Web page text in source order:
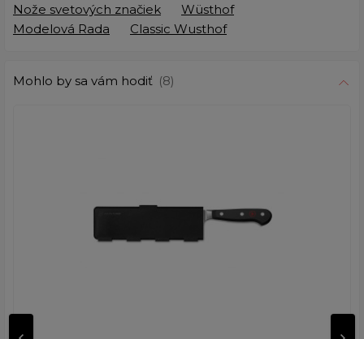
Nože svetových značiek
Wüsthof
Modelová Rada
Classic Wusthof
Mohlo by sa vám hodiť (8)